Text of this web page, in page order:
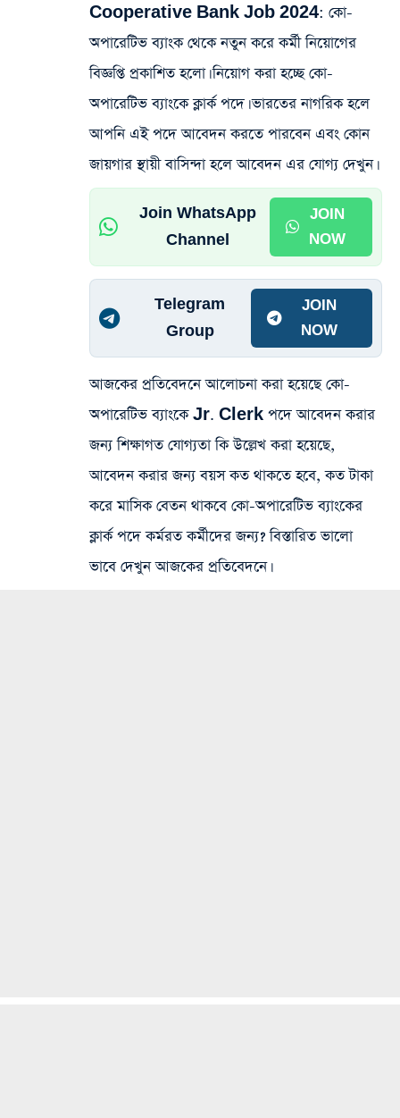
Cooperative Bank Job 2024: কো-
অপারেটিভ ব্যাংক থেকে নতুন করে কর্মী নিয়োগের
বিজ্ঞপ্তি প্রকাশিত হলো। নিয়োগ করা হচ্ছে কো-
অপারেটিভ ব্যাংকে ক্লার্ক পদে। ভারতের নাগরিক হলে
আপনি এই পদে আবেদন করতে পারবেন এবং কোন
জায়গার স্থায়ী বাসিন্দা হলে আবেদন এর যোগ্য দেখুন।
Join WhatsApp
Channel
JOIN
NOW
Telegram
Group
JOIN
NOW
আজকের প্রতিবেদনে আলোচনা করা হয়েছে কো-
অপারেটিভ ব্যাংকে Jr. Clerk পদে আবেদন করার
জন্য শিক্ষাগত যোগ্যতা কি উল্লেখ করা হয়েছে,
আবেদন করার জন্য বয়স কত থাকতে হবে, কত টাকা
করে মাসিক বেতন থাকবে কো-অপারেটিভ ব্যাংকের
ক্লার্ক পদে কর্মরত কর্মীদের জন্য? বিস্তারিত ভালো
ভাবে দেখুন আজকের প্রতিবেদনে।